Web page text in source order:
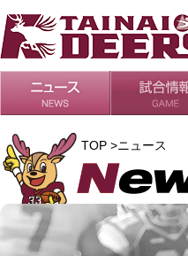
TOP >ニュース